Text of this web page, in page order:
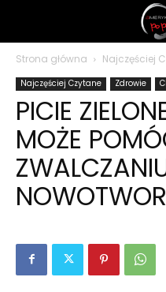
polsku
Strona główna Najczęściej
Najczęściej Czytane Zdrowie
PICIE
MOŻE